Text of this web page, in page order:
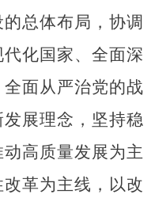
总体布局，协调
化国家、全面深
面从严治党的战
展理念，坚持稳
高质量发展为主
革为主线，以改